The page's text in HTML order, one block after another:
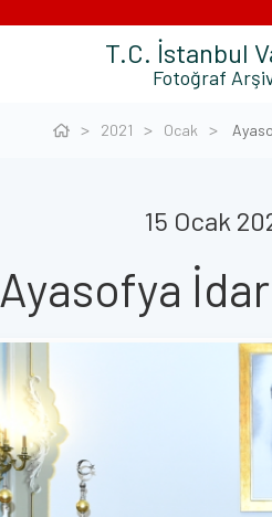
T.C. İstanbul
Fotoğraf
2021 Ocak
15 Ocak
Ayasofya